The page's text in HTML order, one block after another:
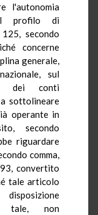
l'autonomia
il profilo di
secondo
concerne
generale,
sul
dei conti
sottolineare
operante in
secondo
riguardare
comma,
convertito
tale articolo
tale, non